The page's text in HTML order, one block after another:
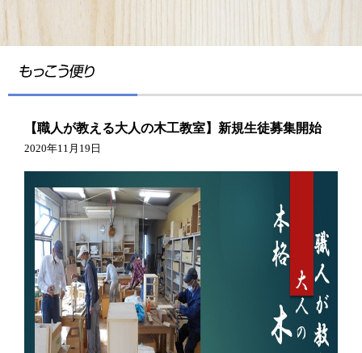
【職人が教える大人の木工教室】新規生徒募集開始
2020年11月19日